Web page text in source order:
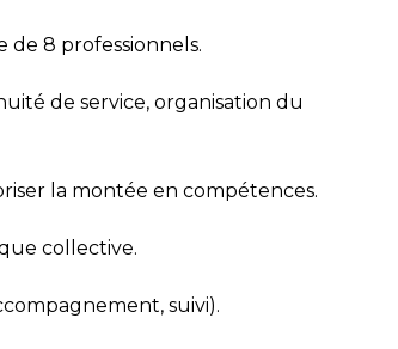
8 professionnels.
de service, organisation du
la montée en compétences.
collective.
suivi).